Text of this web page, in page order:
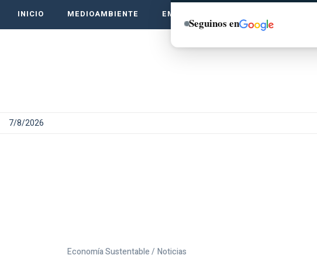
INICIO MEDIOAMBIENTE EMPRENDE VERDE
7/8/2026
Economía Sustentable / Noticias
Seguinos en